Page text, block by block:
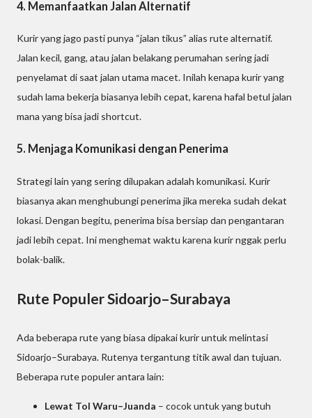
4. Memanfaatkan Jalan Alternatif
Kurir yang jago pasti punya “jalan tikus” alias rute alternatif.
Jalan kecil, gang, atau jalan belakang perumahan sering jadi
penyelamat di saat jalan utama macet. Inilah kenapa kurir yang
sudah lama bekerja biasanya lebih cepat, karena hafal betul jalan
mana yang bisa jadi shortcut.
5. Menjaga Komunikasi dengan Penerima
Strategi lain yang sering dilupakan adalah komunikasi. Kurir
biasanya akan menghubungi penerima jika mereka sudah dekat
lokasi. Dengan begitu, penerima bisa bersiap dan pengantaran
jadi lebih cepat. Ini menghemat waktu karena kurir nggak perlu
bolak-balik.
Rute Populer Sidoarjo–Surabaya
Ada beberapa rute yang biasa dipakai kurir untuk melintasi
Sidoarjo–Surabaya. Rutenya tergantung titik awal dan tujuan.
Beberapa rute populer antara lain:
Lewat Tol Waru–Juanda – cocok untuk yang butuh